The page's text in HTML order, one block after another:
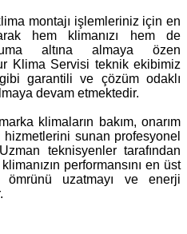
montajı işlemleriniz için en
hem klimanızı hem de
altına almaya özen
Klima Servisi teknik ekibimiz
garantili ve çözüm odaklı
devam etmektedir.
klimaların bakım, onarım
sunan profesyonel
teknisyenler tarafından
performansını en üst
ömrünü uzatmayı ve enerji